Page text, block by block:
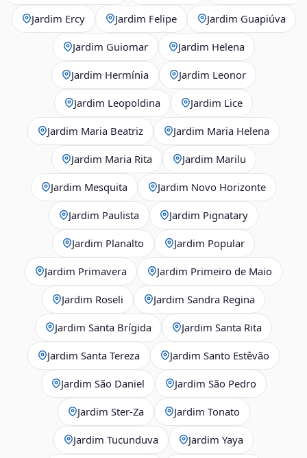
Jardim Ercy Jardim Felipe Jardim Guapiúva
Jardim Guiomar Jardim Helena
Jardim Hermínia Jardim Leonor
Jardim Leopoldina Jardim Lice
Jardim Maria Beatriz Jardim Maria Helena
Jardim Maria Rita Jardim Marilu
Jardim Mesquita Jardim Novo Horizonte
Jardim Paulista Jardim Pignatary
Jardim Planalto Jardim Popular
Jardim Primavera Jardim Primeiro de Maio
Jardim Roseli Jardim Sandra Regina
Jardim Santa Brígida Jardim Santa Rita
Jardim Santa Tereza Jardim Santo Estêvão
Jardim São Daniel Jardim São Pedro
Jardim Ster‑Za Jardim Tonato
Jardim Tucunduva Jardim Yaya